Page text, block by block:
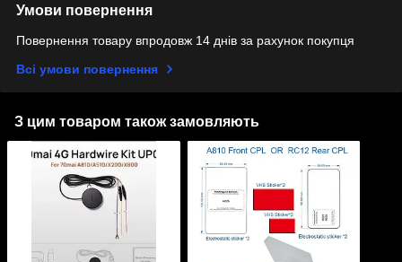
Умови повернення
Повернення товару впродовж 14 днів за рахунок покупця
Всі умови повернення
З цим товаром також замовляють